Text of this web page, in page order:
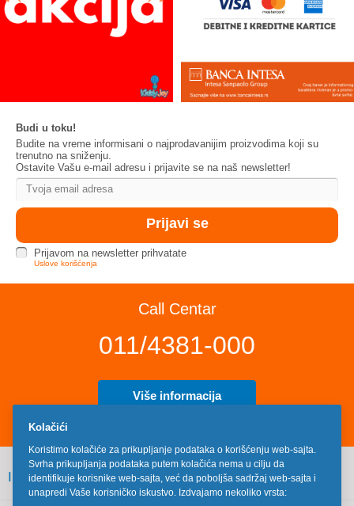
Budi u toku!
Budite na vreme informisani o najprodavanijim proizvodima koji su
trenutno na sniženju.
Ostavite Vašu e-mail adresu i prijavite se na naš newsletter!
Prijavom na newsletter prihvatate
Uslove korišćenja
Call Centar
011/4381-000
Više informacija
INFORMACIJE
Kolačići
Koristimo kolačiće za prikupljanje podataka o korišćenju web-sajta.
Svrha prikupljanja podataka putem kolačića nema u cilju da
identifikuje korisnike web-sajta, već da poboljša sadržaj web-sajta i
unapredi Vaše korisničko iskustvo. Izdvajamo nekoliko vrsta: